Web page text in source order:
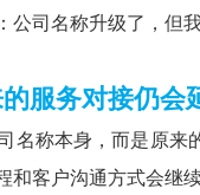
公司名称升级了，但
服务对接仍会
名称本身，而是原
和客户沟通方式会继